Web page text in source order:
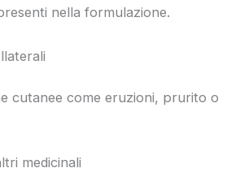
nella formulazione.
cutanee come eruzioni, prurito o
medicinali